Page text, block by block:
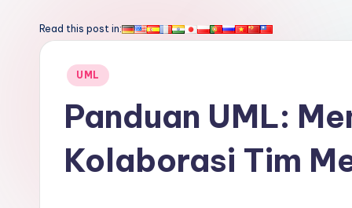
o
Read this post in:
Posted
UML
Panduan UML:
Kolaborasi Tim